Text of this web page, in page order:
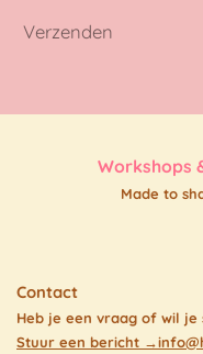
Verzenden
Workshops
Made to
Contact
Heb je een vraag of wil je
Stuur een bericht →i